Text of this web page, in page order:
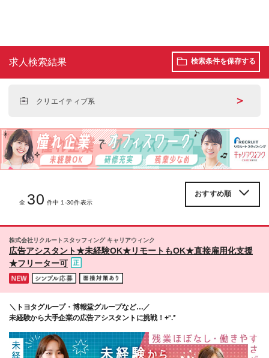
求人検索結果 検索条件を保存する
クリエイティブ系 ＞
全 30 件中 1-30件表示
株式会社リクルートスタッフィング キャリアウィンク
広告アシスタント★未経験OK★リモートもOK★直接雇用化支援
★フリーター可
＼トヨタグループ・博報堂グループなど…／
未経験から大手企業の広告アシスタントに挑戦！+°.*